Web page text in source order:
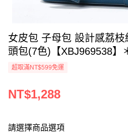
女皮包 子母包 設計感荔
頭包(7色)【XBJ969538】
超取滿NT$599免運
NT$1,288
請選擇商品選項